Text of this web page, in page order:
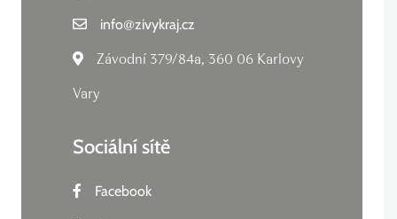
info@zivykraj.cz
Závodní 379/84a, 360 06 Karlovy
Vary
Sociální sítě
Facebook